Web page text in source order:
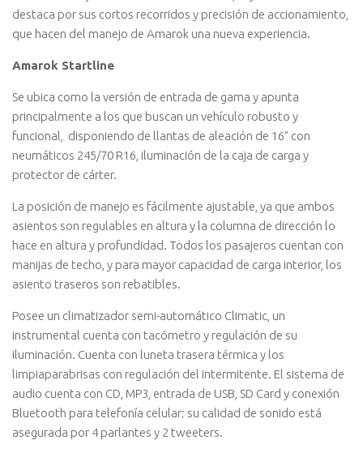
destaca por sus cortos recorridos y precisión de accionamiento,
que hacen del manejo de Amarok una nueva experiencia.
Amarok Startline
Se ubica como la versión de entrada de gama y apunta
principalmente a los que buscan un vehículo robusto y
funcional, disponiendo de llantas de aleación de 16” con
neumáticos 245/70 R16, iluminación de la caja de carga y
protector de cárter.
La posición de manejo es fácilmente ajustable, ya que ambos
asientos son regulables en altura y la columna de dirección lo
hace en altura y profundidad. Todos los pasajeros cuentan con
manijas de techo, y para mayor capacidad de carga interior, los
asiento traseros son rebatibles.
Posee un climatizador semi-automático Climatic, un
instrumental cuenta con tacómetro y regulación de su
iluminación. Cuenta con luneta trasera térmica y los
limpiaparabrisas con regulación del intermitente. El sistema de
audio cuenta con CD, MP3, entrada de USB, SD Card y conexión
Bluetooth para telefonía celular; su calidad de sonido está
asegurada por 4 parlantes y 2 tweeters.